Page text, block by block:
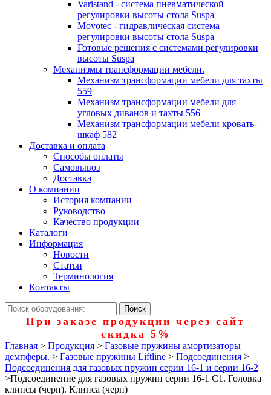
Varistand - система пневматической
регулировки высоты стола Suspa
Movotec - гидравлическая система
регулировки высоты стола Suspa
Готовые решения с системами регулировки
высоты Suspa
Механизмы трансформации мебели.
Механизм трансформации мебели для тахты
559
Механизм трансформации мебели для
угловых диванов и тахты 556
Механизм трансформации мебели кровать-
шкаф 582
Доставка и оплата
Способы оплаты
Самовывоз
Доставка
О компании
История компании
Руководство
Качество продукции
Каталоги
Информация
Новости
Статьи
Терминология
Контакты
При заказе продукции через сайт
скидка 5%
Главная > Продукция > Газовые пружины амортизаторы
демпферы. > Газовые пружины Liftline > Подсоединения >
Подсоединения для газовых пружин серии 16-1 и серии 16-2
>Подсоединение для газовых пружин серии 16-1 С1. Головка
клипсы (черн). Клипса (черн)